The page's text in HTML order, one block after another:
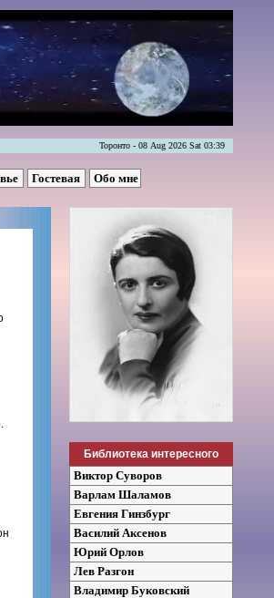
Торонто - 08 Aug 2026 Sat 03:39
Гостевая Обо мне
Библиотека интересного
Виктор Суворов
Варлам Шаламов
Евгения Гинзбург
Василий Аксенов
Юрий Орлов
Лев Разгон
Владимир Буковский